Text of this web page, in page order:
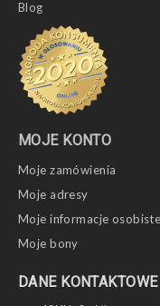
Blog
MOJE KONTO
Moje zamówienia
Moje adresy
Moje informacje osobiste
Moje bony
DANE KONTAKTOWE